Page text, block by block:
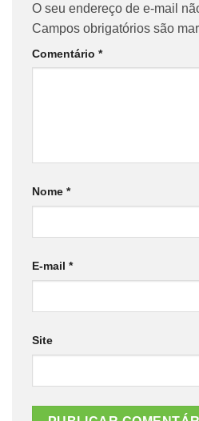
O seu endereço de e-mail
Campos obrigatórios são
Comentário *
Nome *
E-mail *
Site